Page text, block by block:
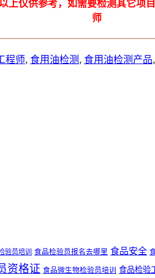
上仅供参考，如需要检测其它项
师
程师, 食用油检测 , 食用油检测产品,
验员培训 食品检验员报名去哪里 食品安全
资格证 食品微生物检验员培训 食品检验